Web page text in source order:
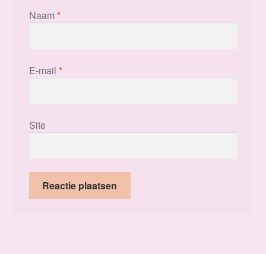
Naam *
E-mail *
Site